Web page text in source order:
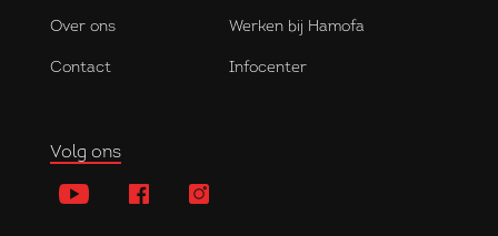
Over ons Werken bij Hamofa
Contact Infocenter
Volg ons